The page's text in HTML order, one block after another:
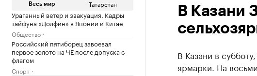
Весь мир Татарстан
Ураганный ветер и эвакуация. Кадры
тайфуна «Долфин» в Японии и Китае
Общество
Российский пятиборец завоевал
первое золото на ЧЕ после допуска с
флагом
Спорт
В Казани
В Казани в
ярмарки. На